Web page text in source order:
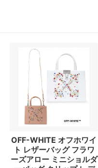
OFF-WHITE オフホワイ
ト レザーバッグ フラワ
ーズアロー ミニショルダ